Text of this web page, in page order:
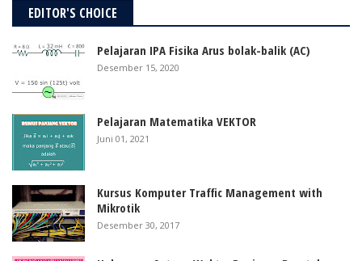
EDITOR'S CHOICE
Pelajaran IPA Fisika Arus bolak-balik (AC)
Desember 15, 2020
Pelajaran Matematika VEKTOR
Juni 01, 2021
Kursus Komputer Traffic Management with
Mikrotik
Desember 30, 2017